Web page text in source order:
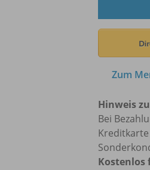
Zum
Hinweis
Bei
Kostenlos